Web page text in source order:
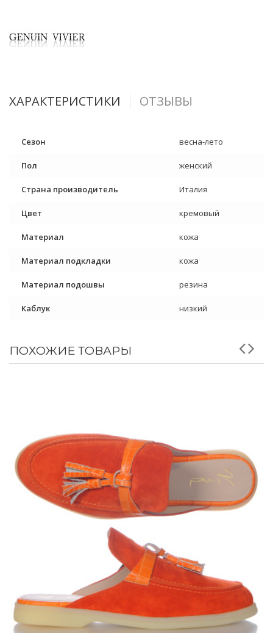
ХАРАКТЕРИСТИКИ ОТЗЫВЫ
Сезон весна-лето
Пол женский
Страна производитель Италия
Цвет кремовый
Материал кожа
Материал подкладки кожа
Материал подошвы резина
Каблук низкий
ПОХОЖИЕ ТОВАРЫ